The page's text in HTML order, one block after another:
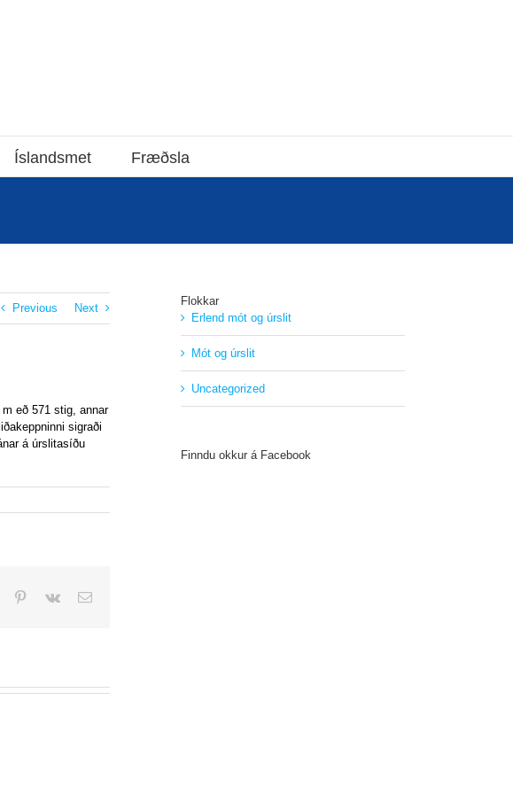
Íslandsmet Fræðsla
Previous Next
eð 571 stig, annar
sigraði
á úrslitasíðu
Tumblr Pinterest
Vk Email
Flokkar
Erlend mót og úrslit
Mót og úrslit
Uncategorized
Finndu okkur á Facebook